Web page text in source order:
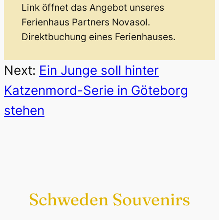
Link öffnet das Angebot unseres
Ferienhaus Partners Novasol.
Direktbuchung eines Ferienhauses.
Next: Ein Junge soll hinter
Katzenmord-Serie in Göteborg
stehen
Schweden Souvenirs